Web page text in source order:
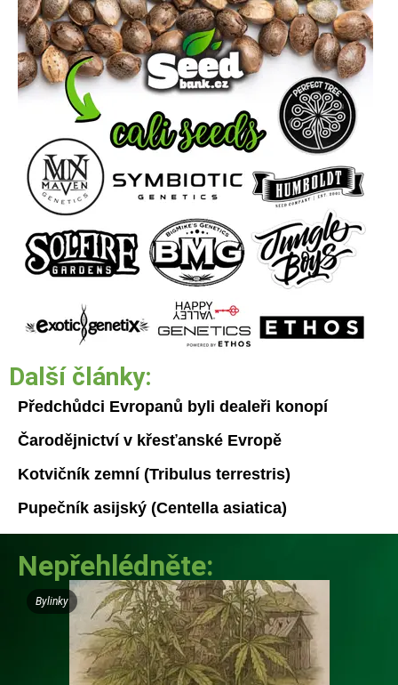
Další články:
Předchůdci Evropanů byli dealeři konopí
Čarodějnictví v křesťanské Evropě
Kotvičník zemní (Tribulus terrestris)
Pupečník asijský (Centella asiatica)
Nepřehlédněte:
Bylinky